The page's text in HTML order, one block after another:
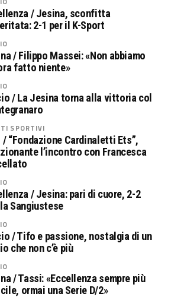
/ Jesina, sconfitta
2-1 per il K-Sport
/ Filippo Massei: «Non abbiamo
fatto niente»
/ La Jesina torna alla vittoria col
SPORTIVI
/ “Fondazione Cardinaletti Ets”,
l’incontro con Francesca
/ Jesina: pari di cuore, 2-2
Sangiustese
/ Tifo e passione, nostalgia di un
che non c’è più
/ Tassi: «Eccellenza sempre più
ormai una Serie D/2»